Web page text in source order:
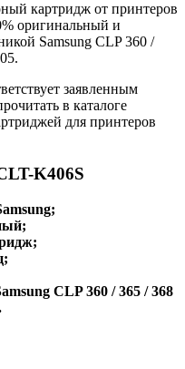
картридж от принтеров
оригинальный и
Samsung CLP 360 /
заявленным
в каталоге
для принтеров
K406S
CLP 360 / 365 / 368